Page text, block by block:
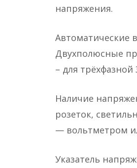
напряжения.
Автоматические
Двухполюсные
– для трёхфазной
Наличие
розеток,
— вольтметром
Указатель